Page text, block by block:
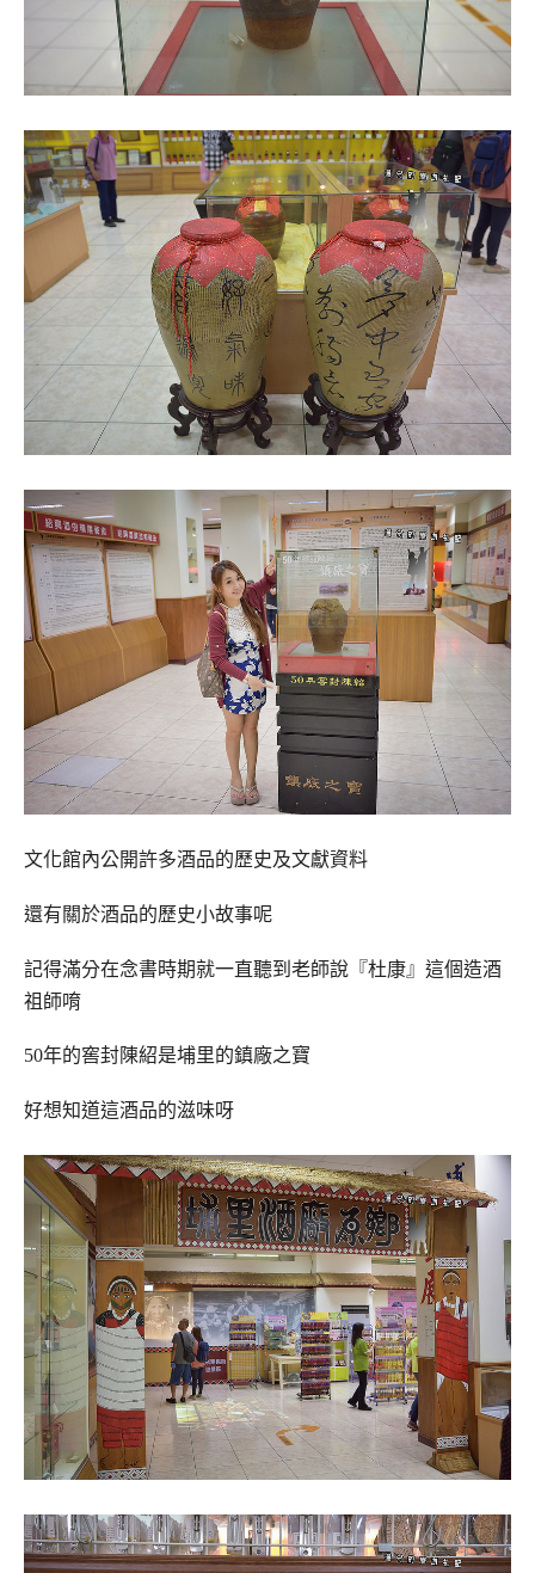
文化館內公開許多酒品的歷史及文獻資料
還有關於酒品的歷史小故事呢
記得滿分在念書時期就一直聽到老師說『杜康』這個造酒
祖師唷
50年的窖封陳紹是埔里的鎮廠之寶
好想知道這酒品的滋味呀